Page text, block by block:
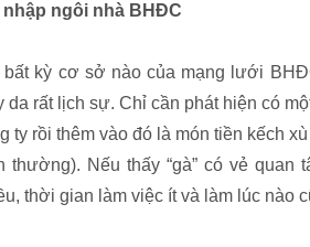
nhập ngôi nhà BHĐC
kỳ cơ sở nào của mạng lưới
da rất lịch sự. Chỉ cần phát hiện có
ty rồi thêm vào đó là món tiền kếch
thường). Nếu thấy “gà” có vẻ
thời gian làm việc ít và làm lúc nào